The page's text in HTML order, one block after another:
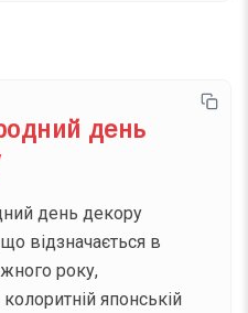
день
день декору
відзначається в
року,
японській